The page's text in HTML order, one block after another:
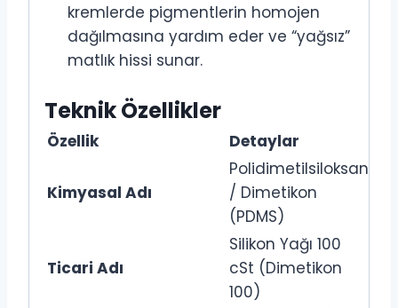
kremlerde pigmentlerin homojen
dağılmasına yardım eder ve “yağsız”
matlık hissi sunar.
Teknik Özellikler
Özellik Detaylar
Kimyasal Adı
Polidimetilsiloksan
/ Dimetikon
(PDMS)
Ticari Adı
Silikon Yağı 100
cSt (Dimetikon
100)